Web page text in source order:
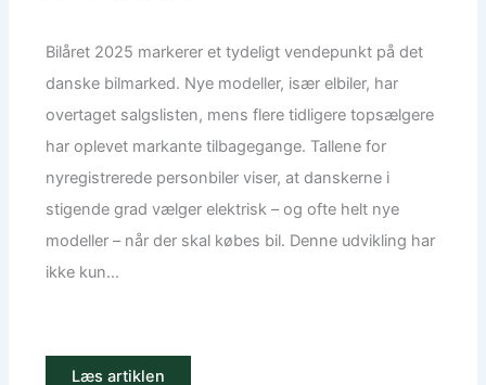
Bilåret 2025 markerer et tydeligt vendepunkt på det
danske bilmarked. Nye modeller, især elbiler, har
overtaget salgslisten, mens flere tidligere topsælgere
har oplevet markante tilbagegange. Tallene for
nyregistrerede personbiler viser, at danskerne i
stigende grad vælger elektrisk – og ofte helt nye
modeller – når der skal købes bil. Denne udvikling har
ikke kun...
Læs artiklen